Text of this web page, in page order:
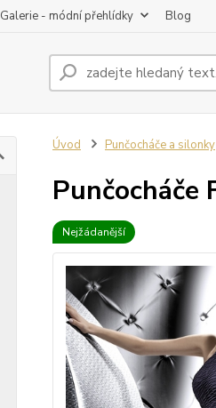
Galerie - módní přehlídky Blog
Úvod Punčocháče a silonky
Punčocháče
Nejžádanější